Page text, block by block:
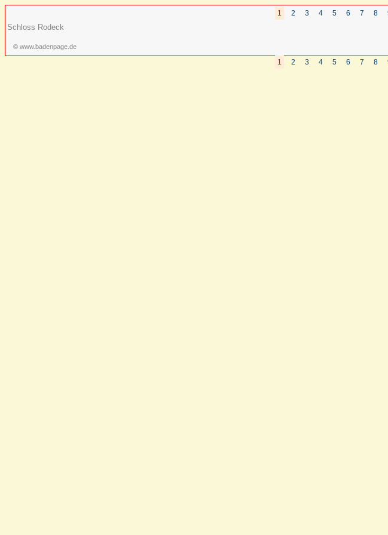
1 2 3 4 5 6 7 8
Schloss Rodeck
© www.badenpage.de
1 2 3 4 5 6 7 8